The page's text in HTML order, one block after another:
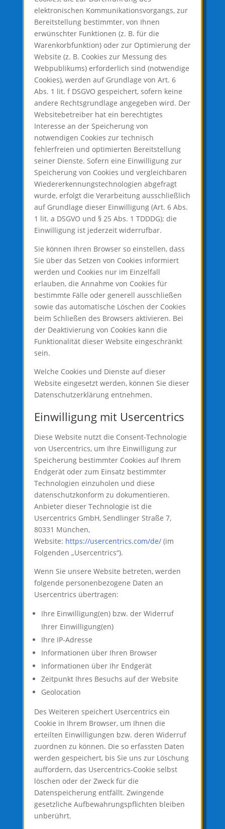
elektronischen Kommunikationsvorgangs, zur
Bereitstellung bestimmter, von Ihnen
erwünschter Funktionen (z. B. für die
Warenkorbfunktion) oder zur Optimierung der
Website (z. B. Cookies zur Messung des
Webpublikums) erforderlich sind (notwendige
Cookies), werden auf Grundlage von Art. 6
Abs. 1 lit. f DSGVO gespeichert, sofern keine
andere Rechtsgrundlage angegeben wird. Der
Websitebetreiber hat ein berechtigtes
Interesse an der Speicherung von
notwendigen Cookies zur technisch
fehlerfreien und optimierten Bereitstellung
seiner Dienste. Sofern eine Einwilligung zur
Speicherung von Cookies und vergleichbaren
Wiedererkennungstechnologien abgefragt
wurde, erfolgt die Verarbeitung ausschließlich
auf Grundlage dieser Einwilligung (Art. 6 Abs.
1 lit. a DSGVO und § 25 Abs. 1 TDDDG); die
Einwilligung ist jederzeit widerrufbar.
Sie können Ihren Browser so einstellen, dass
Sie über das Setzen von Cookies informiert
werden und Cookies nur im Einzelfall
erlauben, die Annahme von Cookies für
bestimmte Fälle oder generell ausschließen
sowie das automatische Löschen der Cookies
beim Schließen des Browsers aktivieren. Bei
der Deaktivierung von Cookies kann die
Funktionalität dieser Website eingeschränkt
sein.
Welche Cookies und Dienste auf dieser
Website eingesetzt werden, können Sie dieser
Datenschutzerklärung entnehmen.
Einwilligung mit Usercentrics
Diese Website nutzt die Consent-Technologie
von Usercentrics, um Ihre Einwilligung zur
Speicherung bestimmter Cookies auf Ihrem
Endgerät oder zum Einsatz bestimmter
Technologien einzuholen und diese
datenschutzkonform zu dokumentieren.
Anbieter dieser Technologie ist die
Usercentrics GmbH, Sendlinger Straße 7,
80331 München,
Website: https://usercentrics.com/de/ (im
Folgenden „Usercentrics“).
Wenn Sie unsere Website betreten, werden
folgende personenbezogene Daten an
Usercentrics übertragen:
Ihre Einwilligung(en) bzw. der Widerruf
Ihrer Einwilligung(en)
Ihre IP-Adresse
Informationen über Ihren Browser
Informationen über Ihr Endgerät
Zeitpunkt Ihres Besuchs auf der Website
Geolocation
Des Weiteren speichert Usercentrics ein
Cookie in Ihrem Browser, um Ihnen die
erteilten Einwilligungen bzw. deren Widerruf
zuordnen zu können. Die so erfassten Daten
werden gespeichert, bis Sie uns zur Löschung
auffordern, das Usercentrics-Cookie selbst
löschen oder der Zweck für die
Datenspeicherung entfällt. Zwingende
gesetzliche Aufbewahrungspflichten bleiben
unberührt.